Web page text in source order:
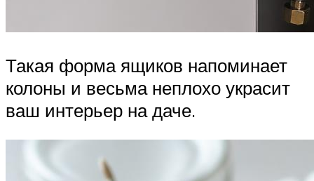
Такая форма ящиков напоминает
колоны и весьма неплохо украсит
ваш интерьер на даче.